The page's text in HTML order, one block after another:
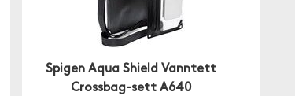
Spigen Aqua Shield Vanntett
Crossbag-sett A640